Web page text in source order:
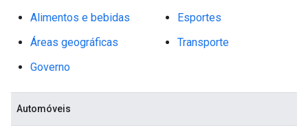
Alimentos e bebidas
Áreas geográficas
Governo
Esportes
Transporte
Automóveis